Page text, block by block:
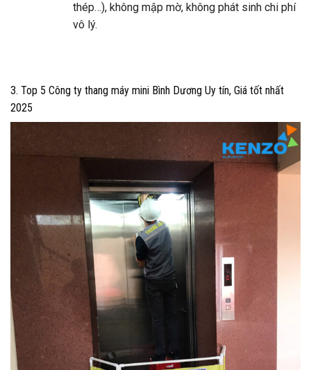
thép…), không mập mờ, không phát sinh chi phí
vô lý.
3. Top 5 Công ty thang máy mini Bình Dương Uy tín, Giá tốt nhất
2025